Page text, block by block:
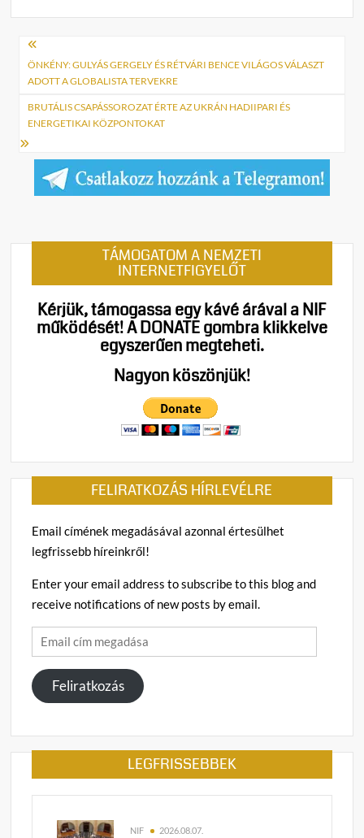
Bejegyzés
navigáció
ÖNKÉNY: GULYÁS GERGELY ÉS RÉTVÁRI BENCE VILÁGOS VÁLASZT
ADOTT A GLOBALISTA TERVEKRE
BRUTÁLIS CSAPÁSSOROZAT ÉRTE AZ UKRÁN HADIIPARI ÉS
ENERGETIKAI KÖZPONTOKAT
TÁMOGATOM A NEMZETI
INTERNETFIGYELŐT
Kérjük, támogassa egy kávé árával a NIF
működését!A DONATE gombra klikkelve
egyszerűen megteheti.
Nagyon köszönjük!
FELIRATKOZÁS HÍRLEVÉLRE
Email címének megadásával azonnal értesülhet
legfrissebb híreinkről!
Enter your email address to subscribe to this blog and
receive notifications of new posts by email.
Email
cím
megadása
Feliratkozás
LEGFRISSEBBEK
NIF 2026.08.07.